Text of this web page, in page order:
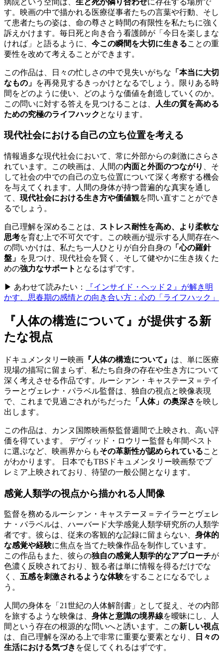
す。映画の中で描かれる医療従事者たちの言葉や行動、そし
て患者たちの姿は、命の尊さと時間の有限性を私たちに強く
訴えかけます。毎日死と向き合う看護師が「今日を楽しまな
ければ」と語るように、 今この瞬間を大切に生きることの重
要性を改めて考えることができます。
この作品は、日々の忙しさの中で見失いがちな 「本当に大切
なもの」 を再発見するきっかけとなるでしょう。限りある時
間をどのように使い、どのような価値を創造していくのか。
この問いに対する答えを見つけることは、
人生の質を高める
ための究極のライフハック となります。
現代社会における自己の立ち位置を考える
情報過多な現代社会において、常に外部からの刺激にさらさ
れています。この映画は、人間の内面と外面のつながり
、そ
して社会の中での自己の立ち位置について深く考察する機会
を与えてくれます。人間の身体が持つ普遍的な真実を通し
て、 現代社会における生き方や価値観を問い直すことができ
るでしょう。
自己理解を深めることは、
ストレス耐性を高め、より柔軟な
思考を育む上で不可欠です。この映画が提示する人間存在へ
の問いかけは、私たち一人ひとりが自分自身の 「心の羅針
盤」 を見つけ、現代社会を賢く、そして健やかに生き抜くた
めの強力なサポート となるはずです。
▶ あわせて読みたい：
『インサイド・ヘッド２』が解き明
かす、思春期の感情との向き合い方：心の「ライフハック」
『人体の構造について』が提供する新
たな視点
ドキュメンタリー映画 『人体の構造について』 は、単に医療
現場の描写に留まらず、私たち自身の存在や生き方について
深く考えさせる作品です。ルーシァン・キャステーヌ＝テイ
ラーとヴェレナ・パラベル監督は、独自の視点と映像表現
で、これまで見過ごされがちだった
「人体」の奥深さ を映し
出します。
この作品は、カンヌ国際映画祭監督週間で上映され、高い評
価を得ています。 デヴィッド・ロウリー監督も年間ベスト
に選ぶなど、映画界からもその革新性が認められていること
がわかります。 日本でもTBSドキュメンタリー映画祭でプ
レミア上映されており、待望の一般公開となります。
感覚人類学の視点から描かれる人間像
監督を務めるルーシァン・キャステーヌ＝テイラーとヴェレ
ナ・パラベルは、ハーバード大学感覚人類学研究所の人類学
者です。彼らは、従来の客観的な記録に留まらない、 身体的
な感覚や経験に焦点を当てた映像作品を制作しています。
この作品もまた、彼らの独自の感覚人類学的なアプローチが
色濃く反映されており、観る者は単に情報を得るだけでな
く、 五感を刺激されるような体験をすることになるでしょ
う。
人間の身体を「21世紀の人体解剖書」として捉え、その内部
を旅するような映像は、 身体と意識の境界線を曖昧にし、人
間という存在の根源的な問いへと誘います。この新しい視点
は、自己理解を深める上で非常に重要な要素となり、
日々の
生活における気づき を促してくれるはずです。